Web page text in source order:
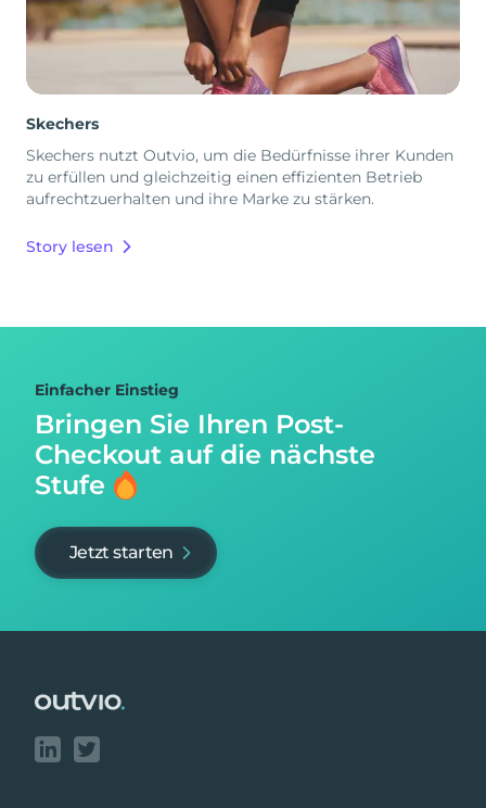
Skechers
Skechers nutzt Outvio, um die Bedürfnisse ihrer Kunden
zu erfüllen und gleichzeitig einen effizienten Betrieb
aufrechtzuerhalten und ihre Marke zu stärken.
Story lesen
Einfacher Einstieg
Bringen Sie Ihren Post-
Checkout auf die nächste
Stufe
Jetzt starten